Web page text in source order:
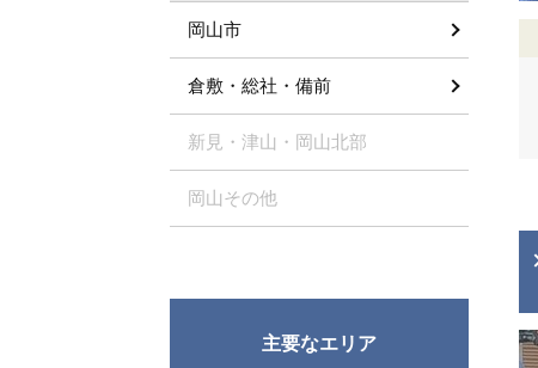
岡山市
倉敷・総社・備前
新見・津山・岡山北部
岡山その他
主要なエリア